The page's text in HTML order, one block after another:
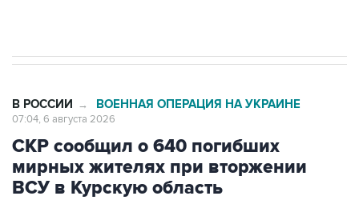
В РОССИИ → ВОЕННАЯ ОПЕРАЦИЯ НА УКРАИНЕ
07:04, 6 августа 2026
СКР сообщил о 640 погибших
мирных жителях при вторжении
ВСУ в Курскую область